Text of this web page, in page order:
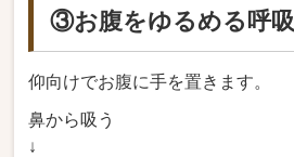
③お腹をゆるめる呼吸
仰向けでお腹に手を置きます。
鼻から吸う
↓